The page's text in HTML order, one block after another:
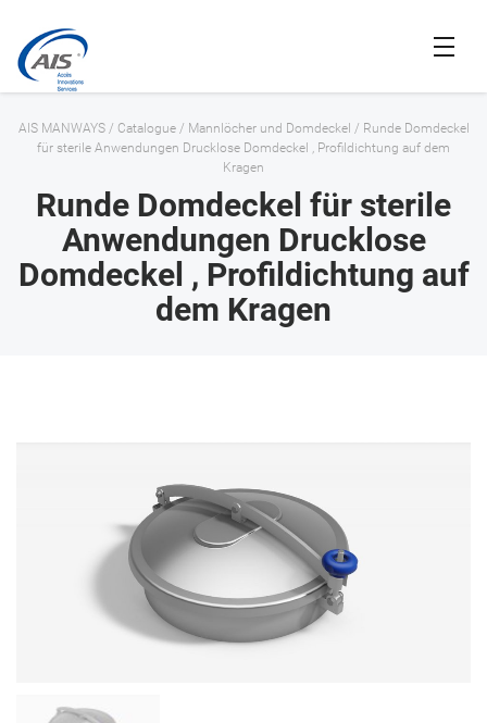
AIS MANWAYS/ Catalogue/ Mannlöcher und Domdeckel / Runde Domdeckel
für sterile Anwendungen Drucklose Domdeckel , Profildichtung auf dem
Kragen
Runde Domdeckel für sterile
Anwendungen Drucklose
Domdeckel , Profildichtung auf
dem Kragen